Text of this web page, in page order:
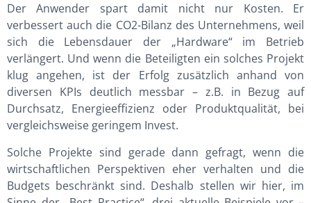
Der Anwender spart damit nicht nur Kosten. Er
verbessert auch die CO2-Bilanz des Unternehmens, weil
sich die Lebensdauer der „Hardware“ im Betrieb
verlängert. Und wenn die Beteiligten ein solches Projekt
klug angehen, ist der Erfolg zusätzlich anhand von
diversen KPIs deutlich messbar – z.B. in Bezug auf
Durchsatz, Energieeffizienz oder Produktqualität, bei
vergleichsweise geringem Invest.
Solche Projekte sind gerade dann gefragt, wenn die
wirtschaftlichen Perspektiven eher verhalten und die
Budgets beschränkt sind. Deshalb stellen wir hier, im